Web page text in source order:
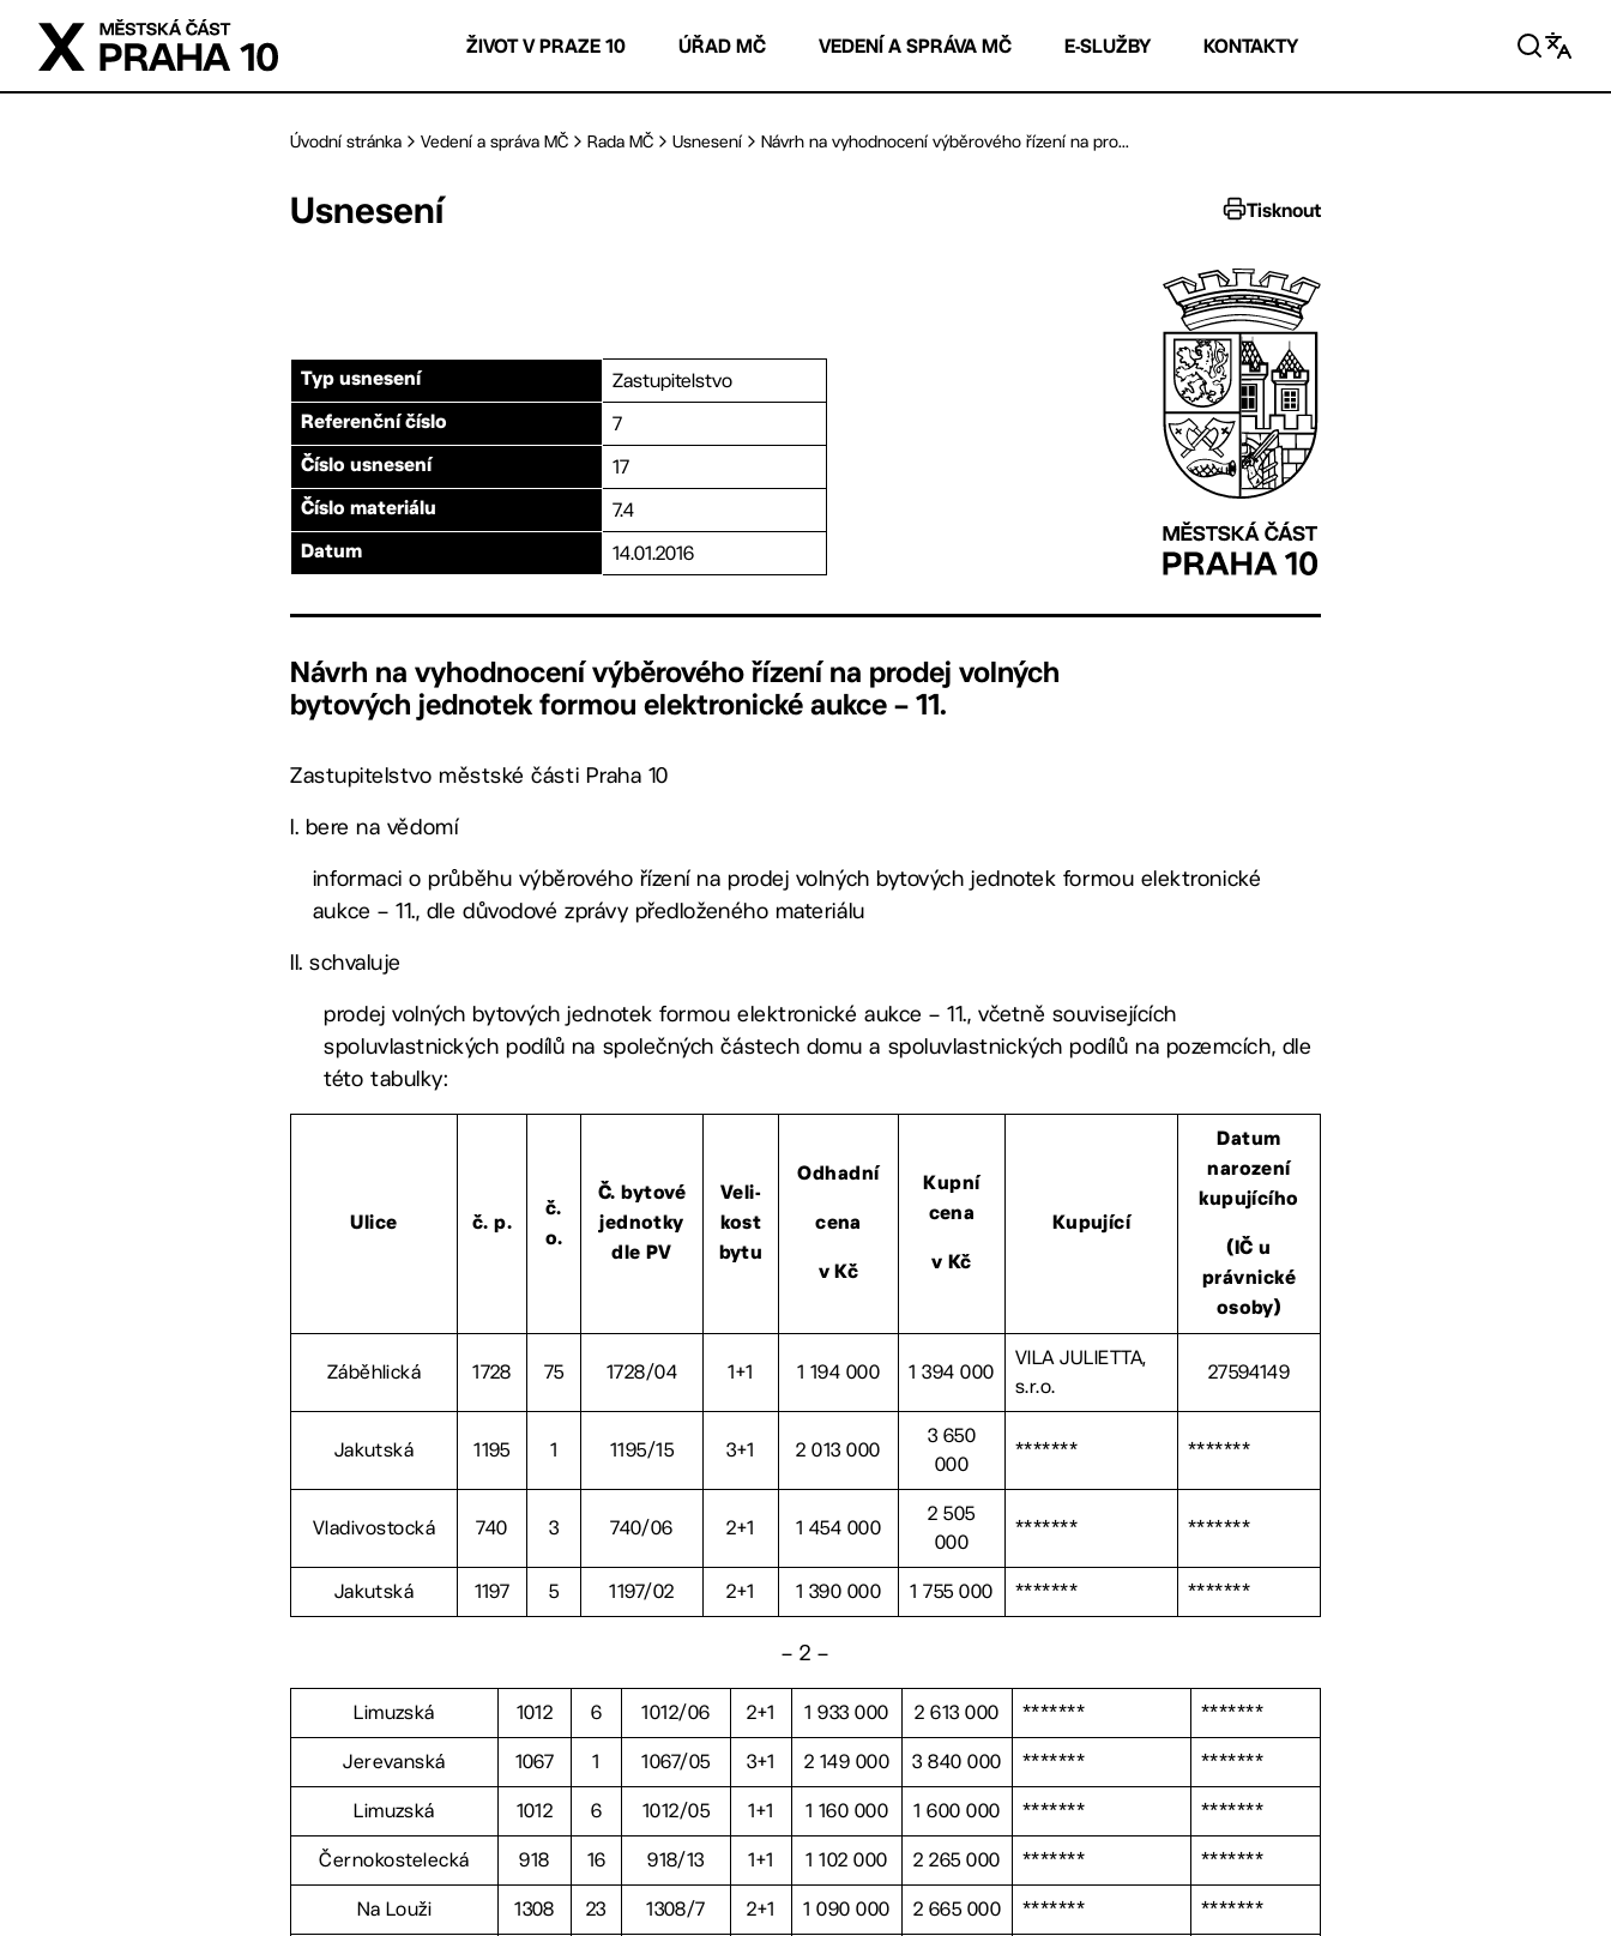
Přejít na hlavní obsah
ŽIVOT V PRAZE 10 ÚŘAD MČ VEDENÍ A SPRÁVA MČ E-SLUŽBY KONTAKTY
Úvodní stránka Vedení a správa MČ Rada MČ Usnesení Návrh na vyhodnocení výběrového řízení na pro...
Usnesení Tisknout
Typ usnesení Zastupitelstvo
Referenční číslo 7
Číslo usnesení 17
Číslo materiálu 7.4
Datum 14.01.2016
Návrh na vyhodnocení výběrového řízení na prodej volných
bytových jednotek formou elektronické aukce – 11.
Zastupitelstvo městské části Praha 10
I. bere na vědomí
informaci o průběhu výběrového řízení na prodej volných bytových jednotek formou elektronické
aukce – 11., dle důvodové zprávy předloženého materiálu
II. schvaluje
prodej volných bytových jednotek formou elektronické aukce – 11., včetně souvisejících
spoluvlastnických podílů na společných částech domu a spoluvlastnických podílů na pozemcích, dle
této tabulky:
Ulice č. p.
č.
o.
Č. bytové
jednotky
dle PV
Veli-
kost
bytu
Odhadní
cena
v Kč
Kupní
cena
v Kč
Kupující
Datum
narození
kupujícího
(IČ u
právnické
osoby)
Záběhlická 1728 75 1728/04 1+1 1 194 000 1 394 000
VILA JULIETTA,
s.r.o.
27594149
Jakutská 1195 1 1195/15 3+1 2 013 000
3 650
000
******* *******
Vladivostocká 740 3 740/06 2+1 1 454 000
2 505
000
******* *******
Jakutská 1197 5 1197/02 2+1 1 390 000 1 755 000 ******* *******
– 2 –
Limuzská 1012 6 1012/06 2+1 1 933 000 2 613 000 ******* *******
Jerevanská 1067 1 1067/05 3+1 2 149 000 3 840 000 ******* *******
Limuzská 1012 6 1012/05 1+1 1 160 000 1 600 000 ******* *******
Černokostelecká 918 16 918/13 1+1 1 102 000 2 265 000 ******* *******
Na Louži 1308 23 1308/7 2+1 1 090 000 2 665 000 ******* *******